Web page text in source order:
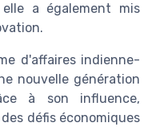
a également mis
d'affaires indienne-
nouvelle génération
à son influence,
défis économiques